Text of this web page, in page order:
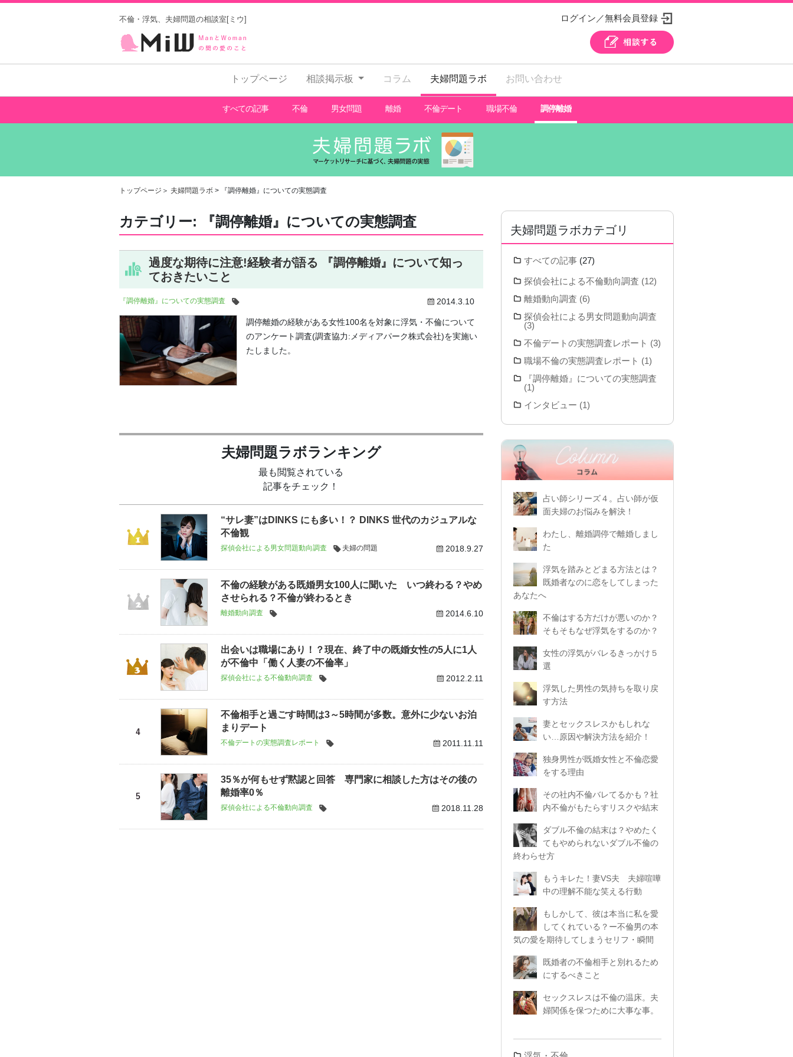
不倫・浮気、夫婦問題の相談室[ミウ] ログイン／無料会員登録
トップページ 相談掲示板 コラム 夫婦問題ラボ お問い合わせ
すべての記事 不倫 男女問題 離婚 不倫デート 職場不倫 調停離婚
トップページ ＞ 夫婦問題ラボ > 『調停離婚』についての実態調査
カテゴリー: 『調停離婚』についての実態調査
過度な期待に注意!経験者が語る 『調停離婚』について知っ
ておきたいこと
『調停離婚』についての実態調査 2014.3.10
調停離婚の経験がある女性100名を対象に浮気・不倫について
のアンケート調査(調査協力:メディアパーク株式会社)を実施い
たしました。
夫婦問題ラボランキング
最も閲覧されている
記事をチェック！
“サレ妻”はDINKS にも多い！？ DINKS 世代のカジュアルな
不倫観
探偵会社による男女問題動向調査 夫婦の問題 2018.9.27
不倫の経験がある既婚男女100人に聞いた いつ終わる？やめ
させられる？不倫が終わるとき
離婚動向調査 2014.6.10
出会いは職場にあり！？現在、終了中の既婚女性の5人に1人
が不倫中「働く人妻の不倫率」
探偵会社による不倫動向調査 2012.2.11
不倫相手と過ごす時間は3～5時間が多数。意外に少ないお泊
まりデート
不倫デートの実態調査レポート 2011.11.11
35％が何もせず黙認と回答 専門家に相談した方はその後の
離婚率0％
探偵会社による不倫動向調査 2018.11.28
夫婦問題ラボカテゴリ
すべての記事(27)
探偵会社による不倫動向調査 (12)
離婚動向調査 (6)
探偵会社による男女問題動向調査
(3)
不倫デートの実態調査レポート (3)
職場不倫の実態調査レポート (1)
『調停離婚』についての実態調査
(1)
インタビュー (1)
占い師シリーズ４。占い師が仮
面夫婦のお悩みを解決！
わたし、離婚調停で離婚しまし
た
浮気を踏みとどまる方法とは？
既婚者なのに恋をしてしまった
あなたへ
不倫はする方だけが悪いのか？
そもそもなぜ浮気をするのか？
女性の浮気がバレるきっかけ５
選
浮気した男性の気持ちを取り戻
す方法
妻とセックスレスかもしれな
い…原因や解決方法を紹介！
独身男性が既婚女性と不倫恋愛
をする理由
その社内不倫バレてるかも？社
内不倫がもたらすリスクや結末
ダブル不倫の結末は？やめたく
てもやめられないダブル不倫の
終わらせ方
もうキレた！妻VS夫 夫婦喧嘩
中の理解不能な笑える行動
もしかして、彼は本当に私を愛
してくれている？ー不倫男の本
気の愛を期待してしまうセリフ・瞬間
既婚者の不倫相手と別れるため
にするべきこと
セックスレスは不倫の温床。夫
婦関係を保つために大事な事。